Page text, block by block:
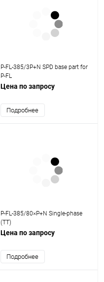
P-FL-385/3P+N SPD base part for
P-FL
Цена по запросу
Подробнее
P-FL-385/80×P+N Single-phase
(TT)
Цена по запросу
Подробнее